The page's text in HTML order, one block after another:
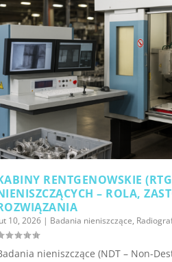
RENTGENOWSKIE
– ROLA,
10, 2026| Badania nieniszczące,
nieniszczące (NDT – Non-